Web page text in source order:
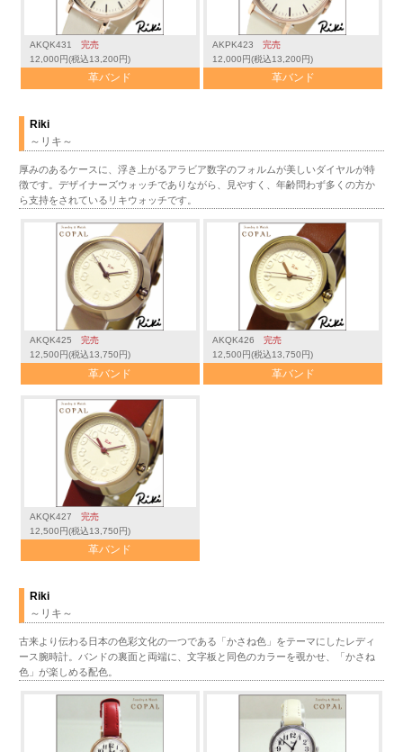
AKQK431 完売
12,000円(税込13,200円)
革バンド
AKPK423 完売
12,000円(税込13,200円)
革バンド
Riki
～リキ～
厚みのあるケースに、浮き上がるアラビア数字のフォルムが美しいダイヤルが特
徴です。デザイナーズウォッチでありながら、見やすく、年齢問わず多くの方か
ら支持をされているリキウォッチです。
AKQK425 完売
12,500円(税込13,750円)
革バンド
AKQK426 完売
12,500円(税込13,750円)
革バンド
AKQK427 完売
12,500円(税込13,750円)
革バンド
Riki
～リキ～
古来より伝わる日本の色彩文化の一つである「かさね色」をテーマにしたレディ
ース腕時計。バンドの裏面と両端に、文字板と同色のカラーを覗かせ、「かさね
色」が楽しめる配色。